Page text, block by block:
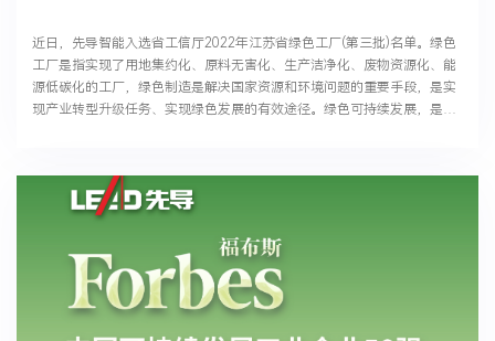
近日，先导智能入选省工信厅2022年江苏省绿色工厂(第三批)名单。绿色
工厂是指实现了用地集约化、原料无害化、生产洁净化、废物资源化、能
源低碳化的工厂，绿色制造是解决国家资源和环境问题的重要手段，是实
现产业转型升级任务、实现绿色发展的有效途径。绿色可持续发展，是顺